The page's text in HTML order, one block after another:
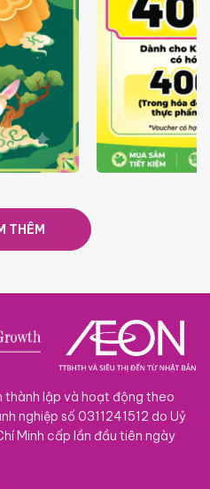
GẮN
GIÁ LUÔN
THÊM
thành lập và hoạt động theo
nghiệp số 0311241512 do Uỷ
Minh cấp lần đầu tiên ngày